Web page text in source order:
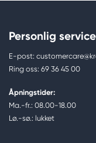
Personlig service
E-post:
Ring oss: 69 36 45 00
Åpningstider:
Ma.-fr.: 08.00-18.00
Lø.-sø.: lukket